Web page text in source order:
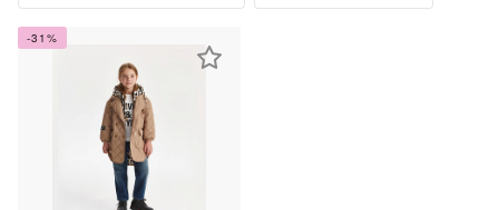
-31%
График платежей